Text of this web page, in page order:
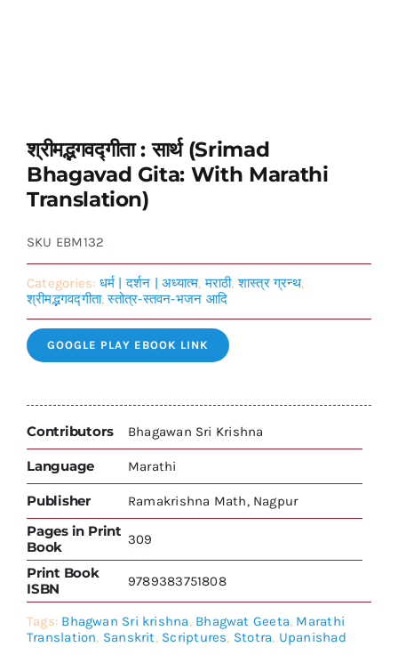
श्रीमद्भगवद्गीता : सार्थ (Srimad
Bhagavad Gita: With Marathi
Translation)
SKU EBM132
Categories: धर्म | दर्शन | अध्यात्म,मराठी,शास्त्र ग्रन्थ,
श्रीमद्भगवद्गीता,स्तोत्र-स्तवन-भजन आदि
GOOGLE PLAY EBOOK LINK
Contributors Bhagawan Sri Krishna
Language Marathi
Publisher Ramakrishna Math, Nagpur
Pages in Print
Book
309
Print Book
ISBN
9789383751808
Tags: Bhagwan Sri krishna, Bhagwat Geeta, Marathi
Translation, Sanskrit, Scriptures, Stotra, Upanishad